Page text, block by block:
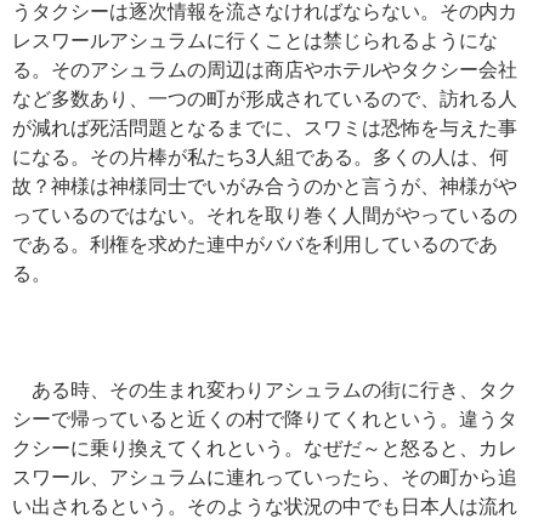
うタクシーは逐次情報を流さなければならない。その内カ
レスワールアシュラムに行くことは禁じられるようにな
る。そのアシュラムの周辺は商店やホテルやタクシー会社
など多数あり、一つの町が形成されているので、訪れる人
が減れば死活問題となるまでに、スワミは恐怖を与えた事
になる。その片棒が私たち3人組である。多くの人は、何
故？神様は神様同士でいがみ合うのかと言うが、神様がや
っているのではない。それを取り巻く人間がやっているの
である。利権を求めた連中がババを利用しているのであ
る。
ある時、その生まれ変わりアシュラムの街に行き、タク
シーで帰っていると近くの村で降りてくれという。違うタ
クシーに乗り換えてくれという。なぜだ～と怒ると、カレ
スワール、アシュラムに連れっていったら、その町から追
い出されるという。そのような状況の中でも日本人は流れ